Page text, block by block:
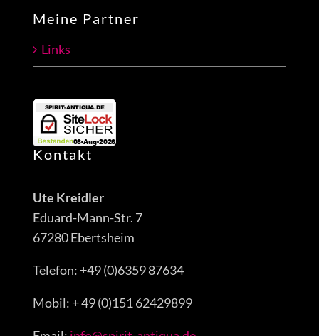
Meine Partner
Links
Kontakt
Ute Kreidler
Eduard-Mann-Str. 7
67280 Ebertsheim
Telefon: +49 (0)6359 87634
Mobil: + 49 (0)151 62429899